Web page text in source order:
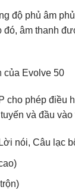
độ phủ âm
đó, âm thanh
cho phép điều
và đầu
nói, Câu lạc